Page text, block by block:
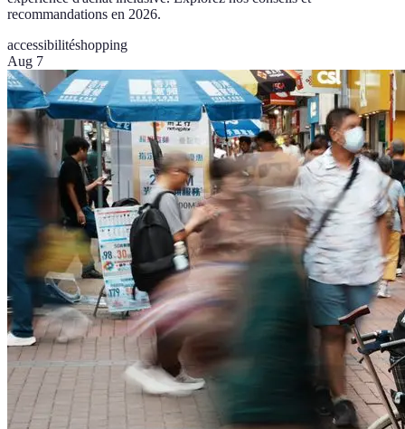
recommandations en 2026.
accessibilitéshopping
Aug 7